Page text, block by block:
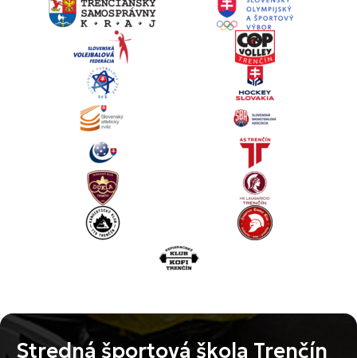
Stredná športová škola Trenčín